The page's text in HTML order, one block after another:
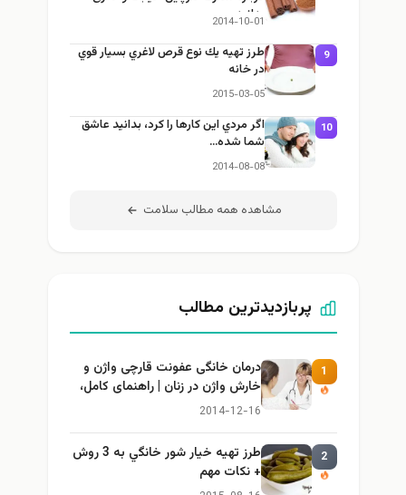
بدانید
طرز تهيه يك نوع قرص لاغري بسيار قوي
در خانه
2015-03-05
اگر مردي اين كارها را كرد، بدانيد عاشق
شما شده…
2014-08-08
مشاهده همه مطالب سلامت
پربازدیدترین مطالب
درمان خانگی عفونت قارچی واژن و
خارش واژن در زنان | راهنمای کامل،
ایمن و کاربردی
2014-12-16
طرز تهيه خیار شور خانگي به 3 روش
+ نكات مهم